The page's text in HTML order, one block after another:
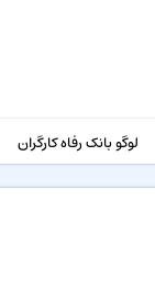
لوگو بانک رفاه کارگران